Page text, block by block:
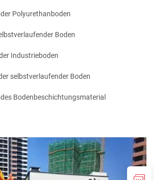
Polyurethanboden
Boden
Industrieboden
selbstverlaufender Boden
Bodenbeschichtungsmaterial